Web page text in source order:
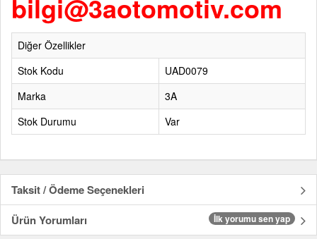
bilgi@3aotomotiv.com
Diğer Özellikler
Stok Kodu
UAD0079
Marka
3A
Stok Durumu
Var
Taksit / Ödeme Seçenekleri
Ürün Yorumları
İlk yorumu sen yap